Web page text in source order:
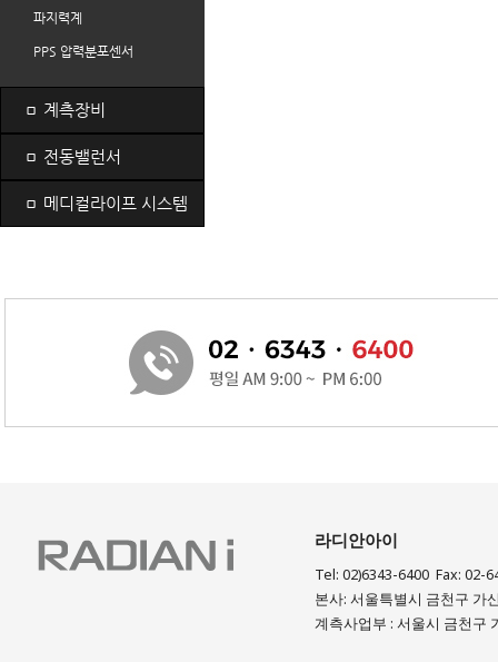
파지력계
PPS 압력분포센서
ㅁ 계측장비
ㅁ 전동밸런서
ㅁ 메디컬라이프 시스템
라디안아이
Tel: 02)6343-6400 Fax:
본사: 서울특별시 금천구 가
계측사업부 : 서울시 금천구